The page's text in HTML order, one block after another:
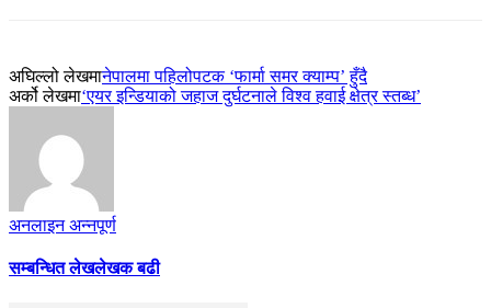
अघिल्लो लेखमानेपालमा पहिलोपटक ‘फार्मा समर क्याम्प’ हुँदै
अर्को लेखमा‘एयर इन्डियाको जहाज दुर्घटनाले विश्व हवाई क्षेत्र स्तब्ध’
अनलाइन अन्नपूर्ण
सम्बन्धित लेखलेखक बढी